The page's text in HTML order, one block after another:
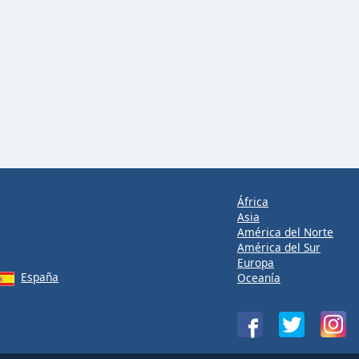
España
África
Asia
América del Norte
América del Sur
Europa
Oceanía